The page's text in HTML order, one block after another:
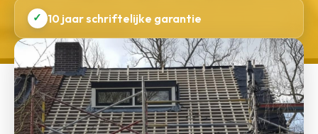
✓ 10 jaar schriftelijke garantie